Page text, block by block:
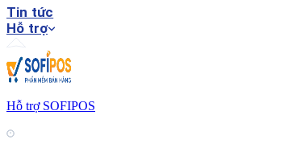
Tin tức
Hỗ trợ
Hỗ trợ SOFIPOS